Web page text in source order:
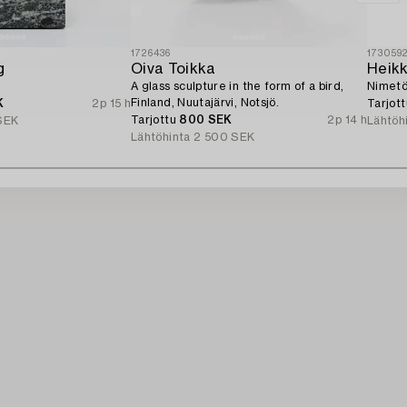
2p 15 h
1726436
Oiva Toikka
A glass sculpture in the form of a bird,
Finland, Nuutajärvi, Notsjö.
Tarjottu 800 SEK
2p 14 h
Lähtöhinta 2 500 SEK